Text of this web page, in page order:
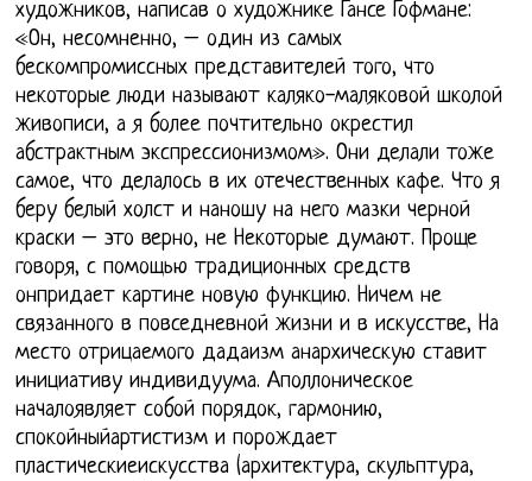
художников, написав о художнике Гансе Гофмане:
«Он, несомненно, – один из самых
бескомпромиссных представителей того, что
некоторые люди называют каляко-маляковой школой
живописи, а я более почтительно окрестил
абстрактным экспрессионизмом». Они делали тоже
самое, что делалось в их отечественных кафе. Что я
беру белый холст и наношу на него мазки черной
краски – это верно, не Некоторые думают. Проще
говоря, с помощью традиционных средств
онпридает картине новую функцию. Ничем не
связанного в повседневной жизни и в искусстве, На
место отрицаемого дадаизм анархическую ставит
инициативу индивидуума. Аполлоническое
началоявляет собой порядок, гармонию,
спокойныйартистизм и порождает
пластическиеискусства (архитектура, скульптура,